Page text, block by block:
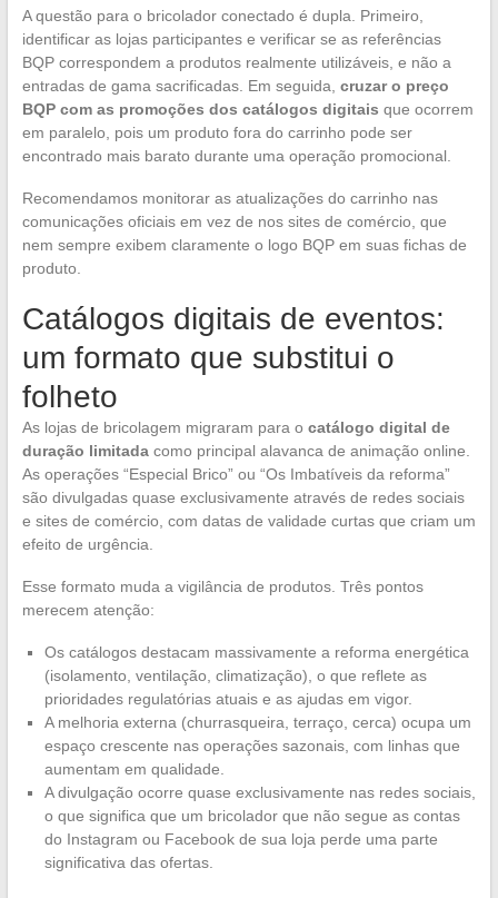
A questão para o bricolador conectado é dupla. Primeiro,
identificar as lojas participantes e verificar se as referências
BQP correspondem a produtos realmente utilizáveis, e não a
entradas de gama sacrificadas. Em seguida, cruzar o preço
BQP com as promoções dos catálogos digitais que ocorrem
em paralelo, pois um produto fora do carrinho pode ser
encontrado mais barato durante uma operação promocional.
Recomendamos monitorar as atualizações do carrinho nas
comunicações oficiais em vez de nos sites de comércio, que
nem sempre exibem claramente o logo BQP em suas fichas de
produto.
Catálogos digitais de eventos:
um formato que substitui o
folheto
As lojas de bricolagem migraram para o catálogo digital de
duração limitadacomo principal alavanca de animação online.
As operações “Especial Brico” ou “Os Imbatíveis da reforma”
são divulgadas quase exclusivamente através de redes sociais
e sites de comércio, com datas de validade curtas que criam um
efeito de urgência.
Esse formato muda a vigilância de produtos. Três pontos
merecem atenção:
Os catálogos destacam massivamente a reforma energética
(isolamento, ventilação, climatização), o que reflete as
prioridades regulatórias atuais e as ajudas em vigor.
A melhoria externa (churrasqueira, terraço, cerca) ocupa um
espaço crescente nas operações sazonais, com linhas que
aumentam em qualidade.
A divulgação ocorre quase exclusivamente nas redes sociais,
o que significa que um bricolador que não segue as contas
do Instagram ou Facebook de sua loja perde uma parte
significativa das ofertas.